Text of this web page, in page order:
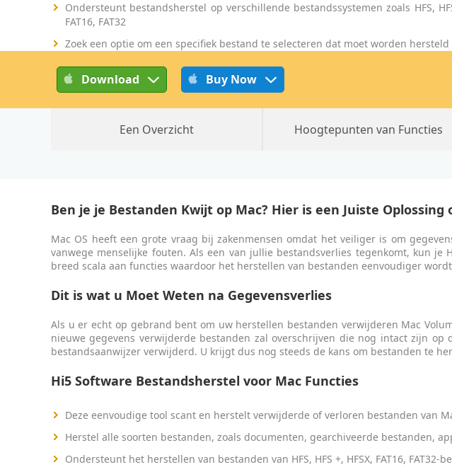
Ondersteunt bestandsherstel op verschillende bestandssystemen zoals HFS,
FAT16, FAT32
Zoek een optie om een specifiek bestand te selecteren dat moet worden hersteld
Download Buy Now
Een Overzicht Hoogtepunten van Functies
Ben je je Bestanden Kwijt op Mac? Hier is een Juiste
Mac OS heeft een grote vraag bij zakenmensen omdat het veiliger is om
vanwege menselijke fouten. Als een van jullie bestandsverlies tegenkomt, kun
breed scala aan functies waardoor het herstellen van bestanden eenvoudiger
Dit is wat u Moet Weten na Gegevensverlies
Als u er echt op gebrand bent om uw herstellen bestanden verwijderen Mac
nieuwe gegevens verwijderde bestanden zal overschrijven die nog intact zijn
bestandsaanwijzer verwijderd. U krijgt dus nog steeds de kans om bestanden te
Hi5 Software Bestandsherstel voor Mac Functies
Deze eenvoudige tool scant en herstelt verwijderde of verloren bestanden van
Herstel alle soorten bestanden, zoals documenten, gearchiveerde bestanden,
Ondersteunt het herstellen van bestanden van HFS, HFS +, HFSX, FAT16, FAT32-